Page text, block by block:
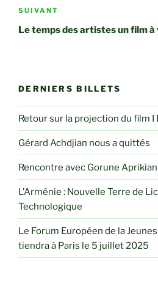
Article
suivant
SUIVANT
Le temps des artistes un film
DERNIERS BILLETS
Retour sur la projection du film I
Gérard Achdjian nous a quittés
Rencontre avec Gorune Aprikian
L’Arménie : Nouvelle Terre de
Technologique
Le Forum Européen de la
tiendra à Paris le 5 juillet 2025